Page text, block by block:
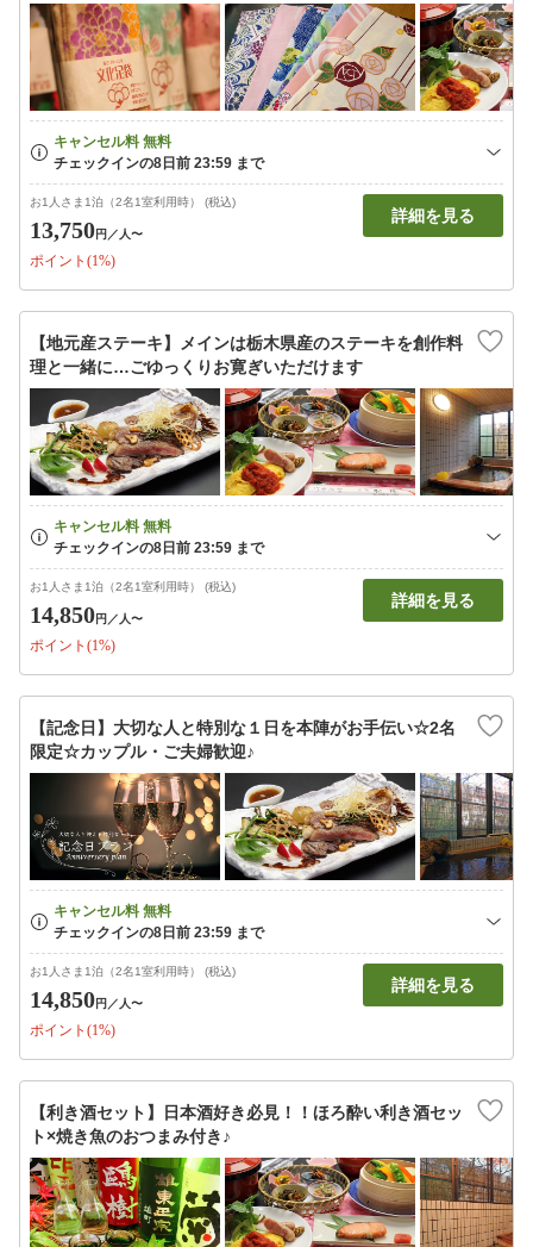
お1人さま1泊（2名1室利用時） (税込)
13,750円 ／人〜
ポイント(1%)
詳細を見る
【地元産ステーキ】メインは栃木県産のステーキを創作料
理と一緒に…ごゆっくりお寛ぎいただけます
お1人さま1泊（2名1室利用時） (税込)
14,850円 ／人〜
ポイント(1%)
詳細を見る
【記念日】大切な人と特別な１日を本陣がお手伝い☆2名
限定☆カップル・ご夫婦歓迎♪
お1人さま1泊（2名1室利用時） (税込)
14,850円 ／人〜
ポイント(1%)
詳細を見る
【利き酒セット】日本酒好き必見！！ほろ酔い利き酒セッ
ト×焼き魚のおつまみ付き♪